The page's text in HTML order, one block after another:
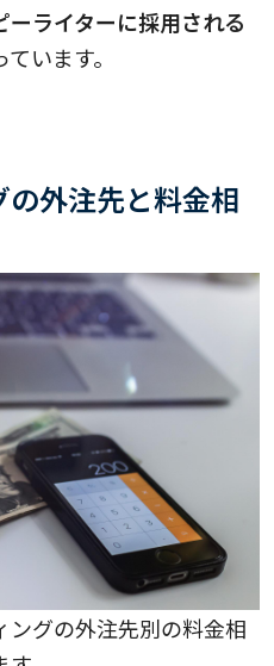
ライターに採用される
ています。
外注先と料金相
ングの外注先別の料金相